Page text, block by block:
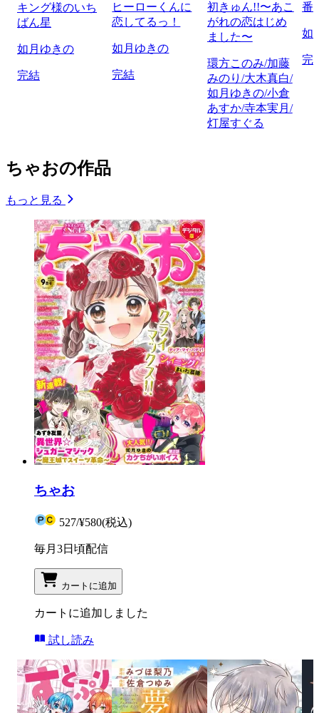
キング様のいち
ばん星
如月ゆきの
完結
ヒーローくんに
恋してるっ！
如月ゆきの
完結
初きゅん!!〜あこ
がれの恋はじめ
ました〜
環方このみ/加藤
みのり/大木真白/
如月ゆきの/小倉
あすか/寺本実月/
灯屋すぐる
番
如
完
ちゃおの作品
もっと見る
ちゃお
527/¥580(税込)
毎月3日頃配信
カートに追加
カートに追加しました
試し読み